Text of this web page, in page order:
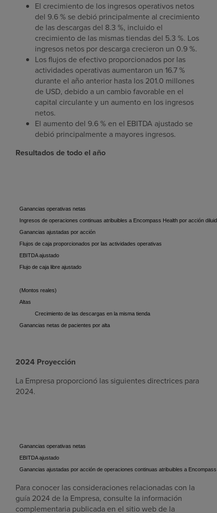
El crecimiento de los ingresos operativos netos
del 9.6 % se debió principalmente al crecimiento
de las descargas del 8.3 %, incluido el
crecimiento de las mismas tiendas del 5.3 %. Los
ingresos netos por descarga crecieron un 0.9 %.
Los flujos de efectivo proporcionados por las
actividades operativas aumentaron un 16.7 %
durante el año anterior hasta los 201.0 millones
de USD, debido a un cambio favorable en el
capital circulante y un aumento en los ingresos
netos.
El aumento del 9.6 % en el EBITDA ajustado se
debió principalmente a mayores ingresos.
Resultados de todo el año
Ganancias operativas netas
Ingresos de operaciones continuas atribuibles a Encompass Health por acción
Ganancias ajustadas por acción
Flujos de caja proporcionados por las actividades operativas
EBITDA ajustado
Flujo de caja libre ajustado
(Montos reales)
Altas
Crecimiento de las descargas en la misma tienda
Ganancias netas de pacientes por alta
2024 Proyección
La Empresa proporcionó las siguientes directrices para
2024.
Ganancias operativas netas
EBITDA ajustado
Ganancias ajustadas por acción de operaciones continuas atribuibles a
Para conocer las consideraciones relacionadas con la
guía 2024 de la Empresa, consulte la información
complementaria publicada en el sitio web de la